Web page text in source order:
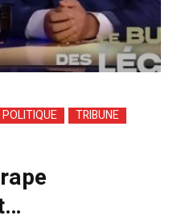
POLITIQUE
TRIBUNE